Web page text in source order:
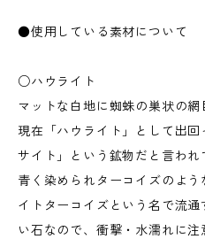
●使用している素材について
○ハウライト
マットな白地に蜘蛛の巣状の網
現在「ハウライト」として出
サイト」という鉱物だと言われ
青く染められターコイズのよ
イトターコイズという名で流
い石なので、衝撃・水濡れに注